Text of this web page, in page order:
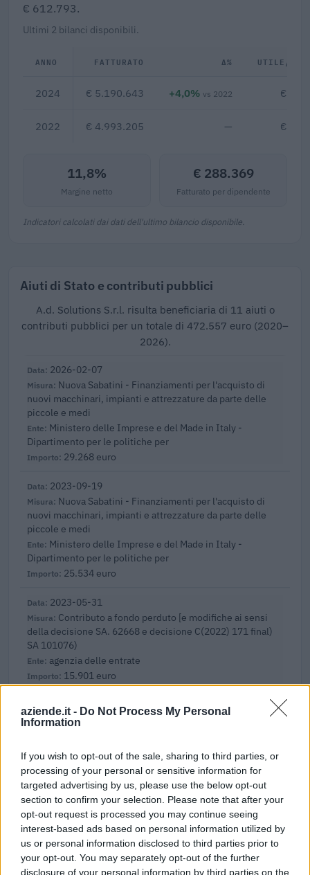
aziende.it - Do Not Process My Personal
Information
If you wish to opt-out of the sale, sharing to third parties, or
processing of your personal or sensitive information for
targeted advertising by us, please use the below opt-out
section to confirm your selection. Please note that after your
opt-out request is processed you may continue seeing
interest-based ads based on personal information utilized by
us or personal information disclosed to third parties prior to
your opt-out. You may separately opt-out of the further
disclosure of your personal information by third parties on the
€ 612.793.
Ultimi 2 bilanci disponibili.
ANNO FATTURATO Δ% UTILE/
2024 € 5.190.643 +4,0% vs 2022 €
2022 € 4.993.205 — €
11,8%
Margine netto
€ 288.369
Fatturato per dipendente
Indicatori calcolati dai dati dell'ultimo bilancio disponibile.
Aiuti di Stato e contributi pubblici
A.d. Solutions S.r.l. risulta beneficiaria di 11 aiuti o
contributi pubblici per un totale di 472.557 euro (2020–
2026).
2026-02-07
Nuova Sabatini - Finanziamenti per l'acquisto di
nuovi macchinari, impianti e attrezzature da parte delle
piccole e medi
Ministero delle Imprese e del Made in Italy -
Dipartimento per le politiche per
29.268 euro
2023-09-19
Nuova Sabatini - Finanziamenti per l'acquisto di
nuovi macchinari, impianti e attrezzature da parte delle
piccole e medi
Ministero delle Imprese e del Made in Italy -
Dipartimento per le politiche per
25.534 euro
2023-05-31
Contributo a fondo perduto [e modifiche ai sensi
della decisione SA. 62668 e decisione C(2022) 171 final)
SA 101076)
agenzia delle entrate
15.901 euro
2023-04-07
esenzioni fiscali e crediti d'imposta adottati a
agenzia delle entrate
10.791 euro
2022-04-04
Nuova Sabatini - Finanziamenti per l'acquisto di
nuovi macchinari, impianti e attrezzature da parte delle
piccole e medi
Ministero delle Imprese e del Made in Italy -